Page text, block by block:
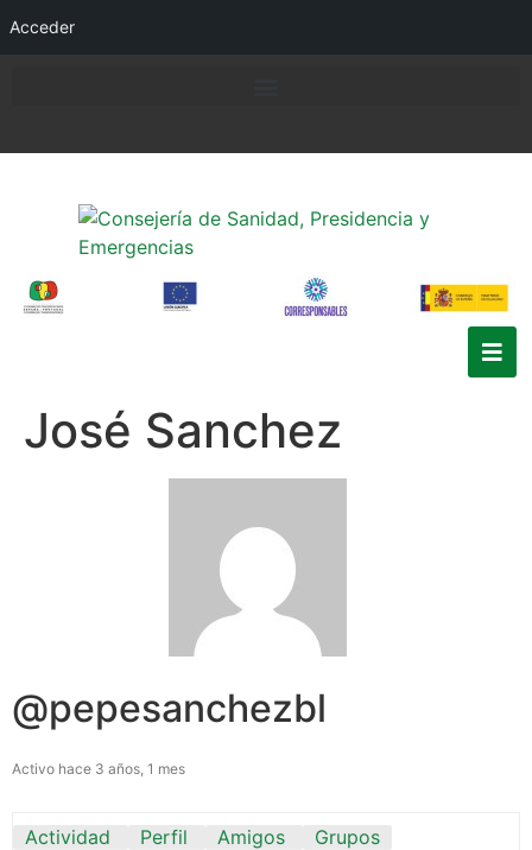
Acceder
José Sanchez
@pepesanchezbl
Activo hace 3 años, 1 mes
Actividad Perfil Amigos
Grupos